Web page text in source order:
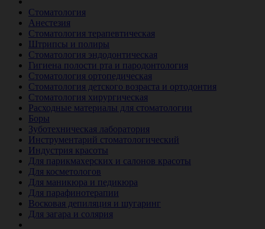
Стоматология
Анестезия
Стоматология терапевтическая
Штрипсы и полиры
Стоматология эндодонтическая
Гигиена полости рта и пародонтология
Стоматология ортопедическая
Стоматология детского возраста и ортодонтия
Стоматология хирургическая
Расходные материалы для стоматологии
Боры
Зуботехническая лаборатория
Инструментарий стоматологический
Индустрия красоты
Для парикмахерских и салонов красоты
Для косметологов
Для маникюра и педикюра
Для парафинотерапии
Восковая депиляция и шугаринг
Для загара и солярия